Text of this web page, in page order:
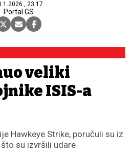
23:17
Portal GS
veliki
ISIS-a
Hawkeye Strike, poručuli su iz
su izvršili udare